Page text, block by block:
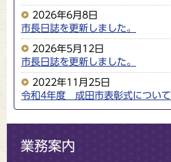
2026年6月8日
市長日誌を更新しました。
2026年5月12日
市長日誌を更新しました。
2022年11月25日
令和4年度 成田市表彰式について
業務案内